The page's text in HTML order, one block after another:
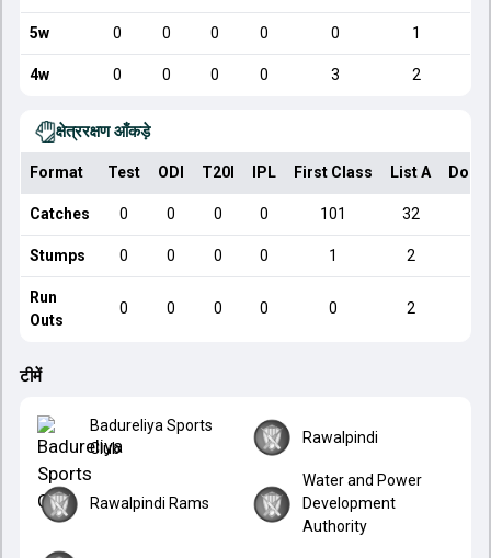
5w 0 0 0 0 0 1
4w 0 0 0 0 3 2
क्षेत्ररक्षण आँकड़े
Format Test ODI T20I IPL First Class List A
Catches 0 0 0 0 101 32
Stumps 0 0 0 0 1 2
Run
Outs
0 0 0 0 0 2
टीमें
Badureliya Sports
Club
Rawalpindi
Rawalpindi Rams
Water and Power
Development
Authority